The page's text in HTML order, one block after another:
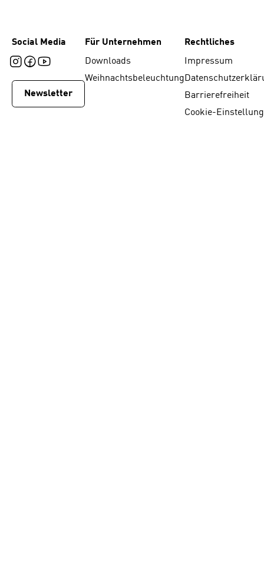
Social Media
Newsletter
Für Unternehmen
Downloads
Weihnachtsbeleuchtung
Rechtliches
Impressum
Barrierefreiheit
Cookie-